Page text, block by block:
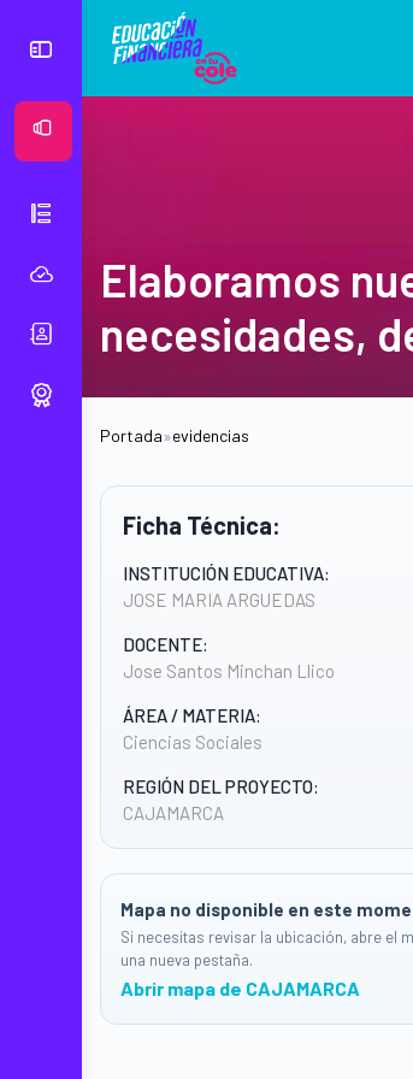
Elaboramos
necesidades,
Portada»evidencias
Ficha Técnica:
INSTITUCIÓN EDUCATIVA:
JOSE MARIA ARGUEDAS
DOCENTE:
Jose Santos Minchan Llico
ÁREA / MATERIA:
Ciencias Sociales
REGIÓN DEL PROYECTO:
CAJAMARCA
Mapa no disponible en este
Si necesitas revisar la ubicación, abre el
una nueva pestaña.
Abrir mapa de CAJAMARCA